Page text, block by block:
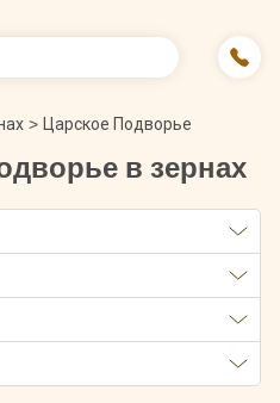
> Царское Подворье
в зернах